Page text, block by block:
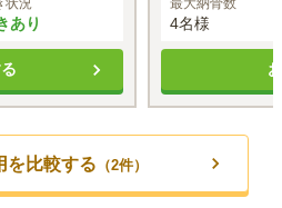
状況
あり
最大納骨数
4名様
を比較する （2件）